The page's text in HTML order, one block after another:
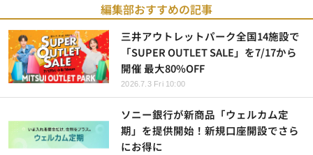
編集部おすすめの記事
三井アウトレットパーク全国14施設で
「SUPER OUTLET SALE」を7/17から
開催 最大80%OFF
2026.7.3 Fri 10:00
ソニー銀行が新商品「ウェルカム定
期」を提供開始！新規口座開設でさら
にお得に